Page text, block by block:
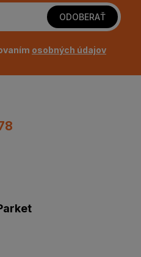
ODOBERAŤ
osobných údajov